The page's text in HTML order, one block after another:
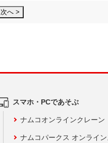
次へ >
スマホ・PCであそぶ
ナムコオンラインクレーン
ナムコパークス オンライ